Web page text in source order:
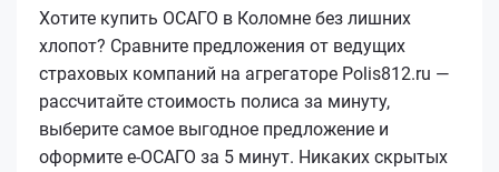
Хотите купить ОСАГО в Коломне без лишних
хлопот? Сравните предложения от ведущих
страховых компаний на агрегаторе Polis812.ru —
рассчитайте стоимость полиса за минуту,
выберите самое выгодное предложение и
оформите е‑ОСАГО за 5 минут. Никаких скрытых